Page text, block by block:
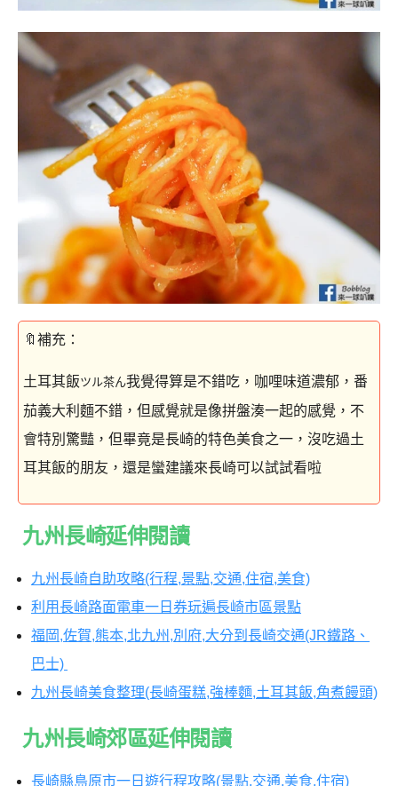
土耳其飯ツル茶ん我覺得算是不錯吃，咖哩味道濃郁，番
茄義大利麵不錯，但感覺就是像拼盤湊一起的感覺，不
會特別驚豔，但畢竟是長崎的特色美食之一，沒吃過土
耳其飯的朋友，還是蠻建議來長崎可以試試看啦
九州長崎延伸閱讀
九州長崎自助攻略(行程,景點,交通,住宿,美食)
利用長崎路面電車一日券玩遍長崎市區景點
福岡,佐賀,熊本,北九州,別府,大分到長崎交通(JR鐵路、
巴士)
九州長崎美食整理(長崎蛋糕,強棒麵,土耳其飯,角煮饅頭)
九州長崎郊區延伸閱讀
長崎縣島原市一日遊行程攻略(景點,交通,美食,住宿)